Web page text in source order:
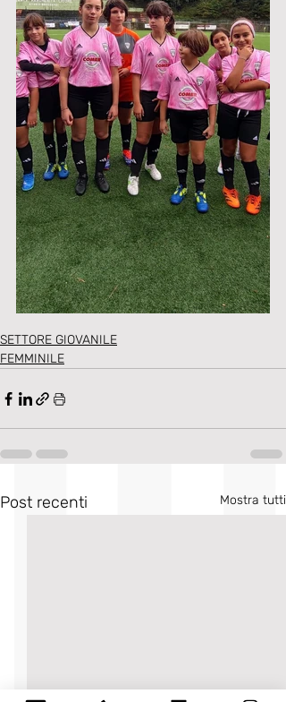
SETTORE GIOVANILE
FEMMINILE
Post recenti Mostra tutti